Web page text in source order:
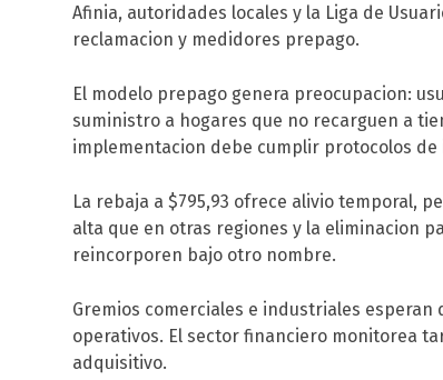
Afinia, autoridades locales y la Liga de
reclamacion y medidores prepago.
El modelo prepago genera preocupacion:
suministro a hogares que no recarguen a
implementacion debe cumplir protocolos
La rebaja a $795,93 ofrece alivio temporal,
alta que en otras regiones y la eliminacion
reincorporen bajo otro nombre.
Gremios comerciales e industriales
operativos. El sector financiero monitorea
adquisitivo.